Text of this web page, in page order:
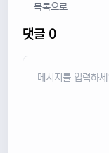
목록으로
댓글 0